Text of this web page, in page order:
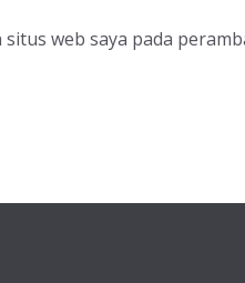
situs web saya pada